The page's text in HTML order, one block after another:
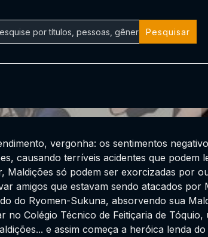
Pesquisar
vergonha: os sentimentos
causando terríveis acidentes que podem
Maldições só podem ser exorcizadas por
amigos que estavam sendo atacados por
do Ryomen-Sukuna, absorvendo sua
no Colégio Técnico de Feitiçaria de Tóquio,
e assim começa a heróica lenda